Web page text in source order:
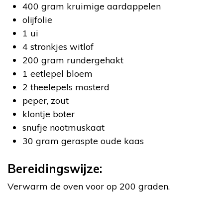
400 gram kruimige aardappelen
olijfolie
1 ui
4 stronkjes witlof
200 gram rundergehakt
1 eetlepel bloem
2 theelepels mosterd
peper, zout
klontje boter
snufje nootmuskaat
30 gram geraspte oude kaas
Bereidingswijze:
Verwarm de oven voor op 200 graden.